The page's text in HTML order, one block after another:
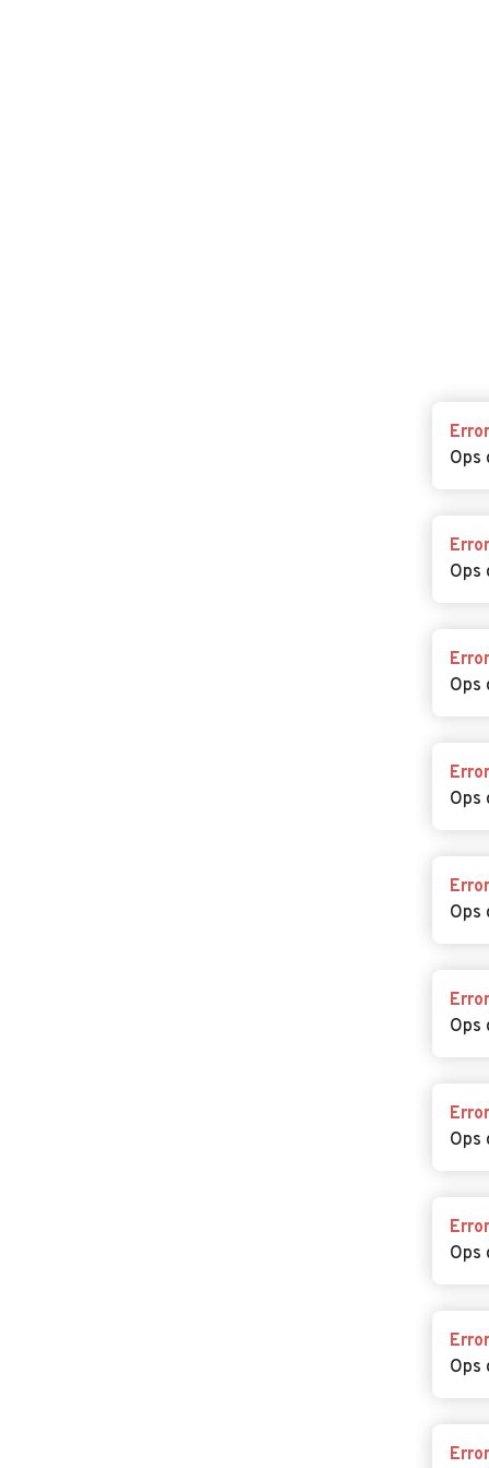
Error
Ops
Error
Ops
Error
Ops
Error
Ops
Error
Ops
Error
Ops
Error
Ops
Error
Ops
Error
Ops
Error